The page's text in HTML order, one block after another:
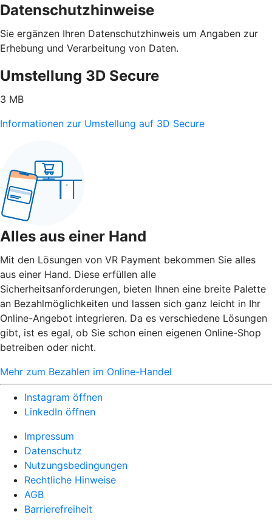
Datenschutzhinweise
Sie ergänzen Ihren Datenschutzhinweis um Angaben zur
Erhebung und Verarbeitung von Daten.
Umstellung 3D Secure
3 MB
Informationen zur Umstellung auf 3D Secure
Alles aus einer Hand
Mit den Lösungen von VR Payment bekommen Sie alles
aus einer Hand. Diese erfüllen alle
Sicherheitsanforderungen, bieten Ihnen eine breite Palette
an Bezahlmöglichkeiten und lassen sich ganz leicht in Ihr
Online-Angebot integrieren. Da es verschiedene Lösungen
gibt, ist es egal, ob Sie schon einen eigenen Online-Shop
betreiben oder nicht.
Mehr zum Bezahlen im Online-Handel
Instagram öffnen
LinkedIn öffnen
Impressum
Datenschutz
Nutzungsbedingungen
Rechtliche Hinweise
AGB
Barrierefreiheit